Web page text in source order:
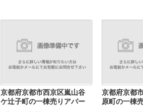
京都府京都市西京区嵐山谷
ケ辻子町の一棟売りアパー
京都府京都
原町の一棟